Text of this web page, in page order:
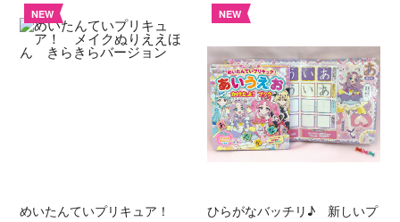
NEW
めいたんていプリキュア！
NEW
ひらがなバッチリ♪ 新しいプ